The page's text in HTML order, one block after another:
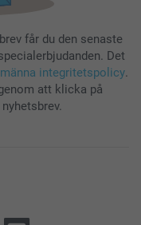
får du den senaste
Det
integritetspolicy.
att klicka på